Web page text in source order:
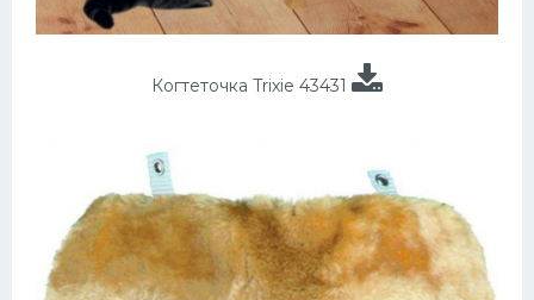
Когтеточка Trixie 43431